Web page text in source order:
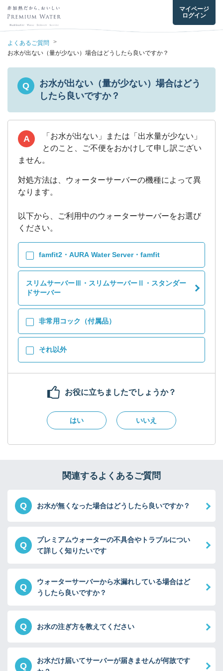
マイページ
ログイン
よくあるご質問
>
お水が出ない（量が少ない）場合はどうしたら良いですか？
Q
お水が出ない（量が少ない）場合はどう
したら良いですか？
A
「お水が出ない」または「出水量が少ない」
とのこと、ご不便をおかけして申し訳ござい
対処方法は、ウォーターサーバーの機種によって異
なります。
以下から、ご利用中のウォーターサーバーをお選び
ください。
famfit2・AURA Water Server・famfit
スリムサーバーⅢ・スリムサーバーⅡ・スタンダー
ドサーバー
非常用コック（付属品）
それ以外
お役に立ちましたでしょうか？
はい いいえ
関連するよくあるご質問
Q お水が無くなった場合はどうしたら良いですか？
Q
プレミアムウォーターの不具合やトラブルについ
て詳しく知りたいです
Q
ウォーターサーバーから水漏れしている場合はど
うしたら良いですか？
Q お水の注ぎ方を教えてください
Q
お水だけ届いてサーバーが届きませんが何故です